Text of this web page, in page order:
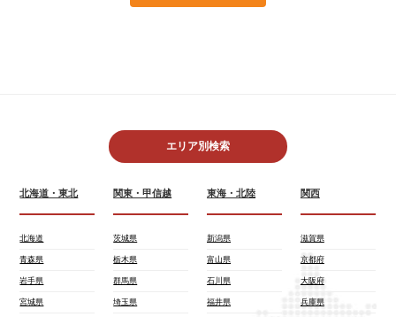
エリア別検索
北海道・東北
北海道
青森県
岩手県
宮城県
関東・甲信越
茨城県
栃木県
群馬県
埼玉県
東海・北陸
新潟県
富山県
石川県
福井県
関西
滋賀県
京都府
大阪府
兵庫県